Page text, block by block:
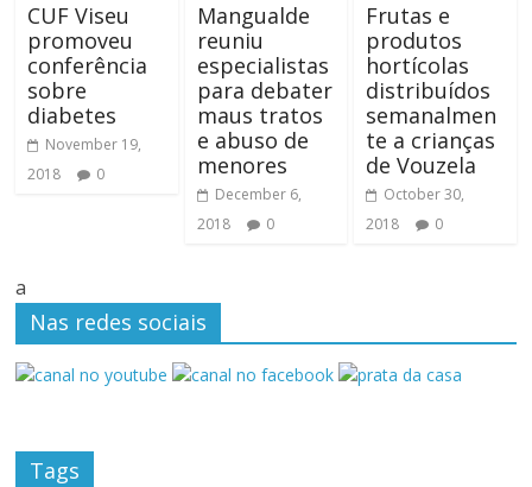
CUF Viseu
promoveu
conferência
sobre
diabetes
November 19,
2018
0
Mangualde
reuniu
especialistas
para debater
maus tratos
e abuso de
menores
December 6,
2018
0
Frutas e
produtos
hortícolas
distribuídos
semanalmen
te a crianças
de Vouzela
October 30,
2018
0
a
Nas redes sociais
Tags